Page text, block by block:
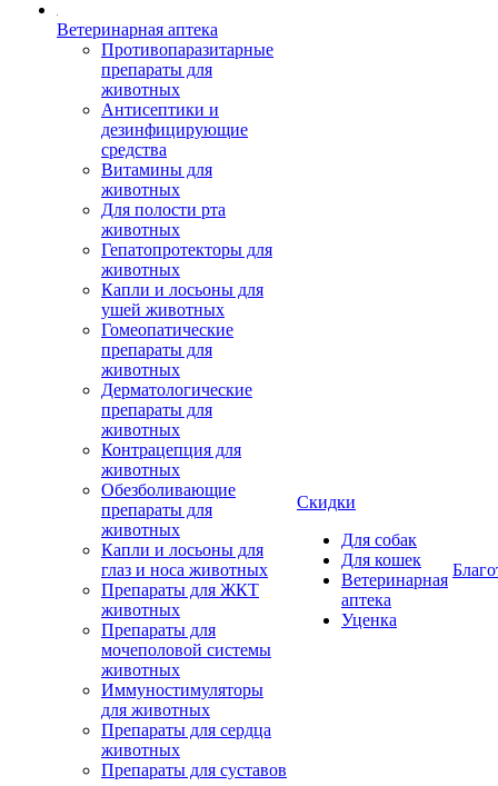
Ветеринарная аптека
Противопаразитарные
препараты для
животных
Антисептики и
дезинфицирующие
средства
Витамины для
животных
Для полости рта
животных
Гепатопротекторы для
животных
Капли и лосьоны для
ушей животных
Гомеопатические
препараты для
животных
Дерматологические
препараты для
животных
Контрацепция для
животных
Обезболивающие
препараты для
животных
Капли и лосьоны для
глаз и носа животных
Препараты для ЖКТ
животных
Препараты для
мочеполовой системы
животных
Иммуностимуляторы
для животных
Препараты для сердца
животных
Препараты для суставов
Скидки
Для собак
Для кошек
Ветеринарная
аптека
Уценка